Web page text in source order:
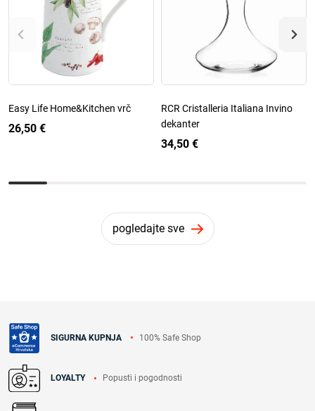
Easy Life Home&Kitchen vrč
26,50 €
RCR Cristalleria Italiana Invino
dekanter
34,50 €
pogledajte sve
SIGURNA KUPNJA 100% Safe Shop
LOYALTY Popusti i pogodnosti